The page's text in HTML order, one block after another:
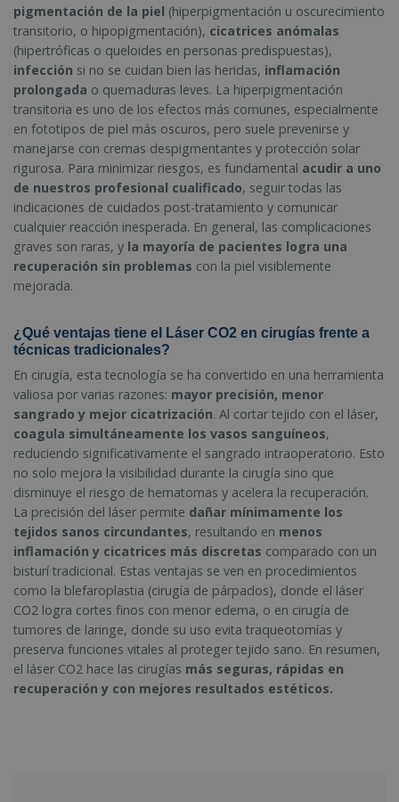
pigmentación de la piel (hiperpigmentación u oscurecimiento
transitorio, o hipopigmentación), cicatrices anómalas
(hipertróficas o queloides en personas predispuestas),
infección si no se cuidan bien las heridas, inflamación
prolongada o quemaduras leves. La hiperpigmentación
transitoria es uno de los efectos más comunes, especialmente
en fototipos de piel más oscuros, pero suele prevenirse y
manejarse con cremas despigmentantes y protección solar
rigurosa. Para minimizar riesgos, es fundamental acudir a uno
de nuestros profesional cualificado, seguir todas las
indicaciones de cuidados post-tratamiento y comunicar
cualquier reacción inesperada. En general, las complicaciones
graves son raras, y la mayoría de pacientes logra una
recuperación sin problemas con la piel visiblemente
mejorada.
¿Qué ventajas tiene el Láser CO2 en cirugías frente a
técnicas tradicionales?
En cirugía, esta tecnología se ha convertido en una herramienta
valiosa por varias razones: mayor precisión, menor
sangrado y mejor cicatrización. Al cortar tejido con el láser,
coagula simultáneamente los vasos sanguíneos,
reduciendo significativamente el sangrado intraoperatorio. Esto
no solo mejora la visibilidad durante la cirugía sino que
disminuye el riesgo de hematomas y acelera la recuperación.
La precisión del láser permite dañar mínimamente los
tejidos sanos circundantes, resultando en menos
inflamación y cicatrices más discretas comparado con un
bisturí tradicional. Estas ventajas se ven en procedimientos
como la blefaroplastia (cirugía de párpados), donde el láser
CO2 logra cortes finos con menor edema, o en cirugía de
tumores de laringe, donde su uso evita traqueotomías y
preserva funciones vitales al proteger tejido sano. En resumen,
el láser CO2 hace las cirugías más seguras, rápidas en
recuperación y con mejores resultados estéticos.